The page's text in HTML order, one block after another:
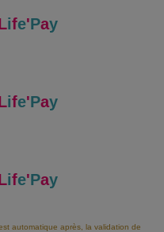
ife'Pay
ife'Pay
ife'Pay
automatique après, la validation de